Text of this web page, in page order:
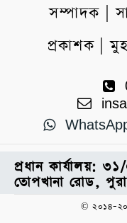
সম্পাদক |
প্রকাশক |
প্রধান কার্যালয়:
তোপখানা রোড,
©